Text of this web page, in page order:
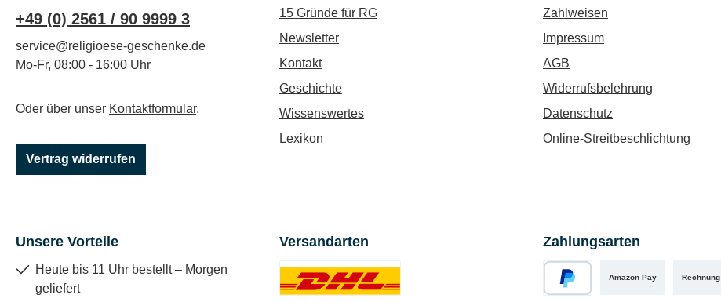
+49 (0) 2561 / 90 9999 3
service@religioese-geschenke.de
Mo-Fr, 08:00 - 16:00 Uhr
Oder über unser Kontaktformular.
Vertrag widerrufen
15 Gründe für RG
Newsletter
Kontakt
Geschichte
Wissenswertes
Lexikon
Zahlweisen
Impressum
AGB
Widerrufsbelehrung
Datenschutz
Online-Streitbeschlichtung
Unsere Vorteile
Heute bis 11 Uhr bestellt – Morgen
geliefert
Versandarten Zahlungsarten
Amazon Pay Rechnung